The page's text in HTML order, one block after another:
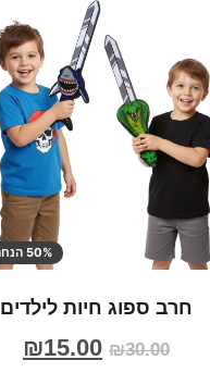
50% הנחה
חרב ספוג חיות לילדים
₪30.00
₪15.00